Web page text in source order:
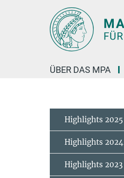
ÜBER DAS MPA
Highlights 2025
Highlights 2024
Highlights 2023